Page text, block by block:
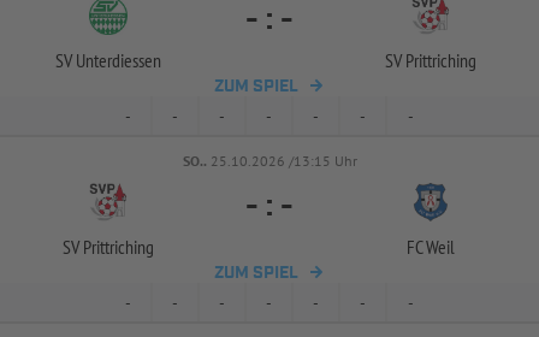
SV Unterdiessen
- : -
SV Prittriching
ZUM SPIEL
- - - - - - -
SO.. 25.10.2026 /13:15 Uhr
SV Prittriching
- : -
FC Weil
ZUM SPIEL
- - - - - - -